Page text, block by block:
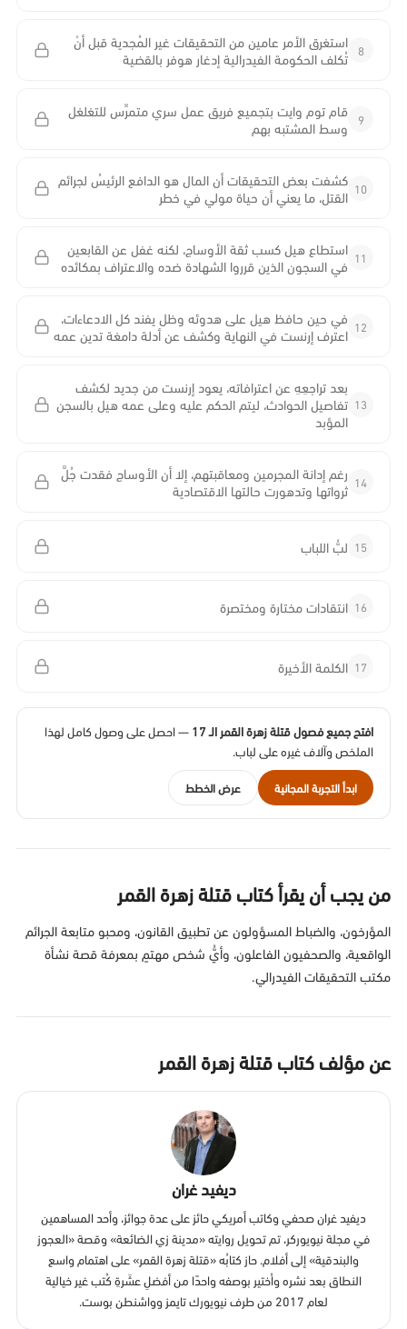
8 استغرق الأمر عامين من التحقيقات غير المُجدية قبل أنْ
تُكلف الحكومة الفيدرالية إدغار هوفر بالقضية
9
قام توم وايت بتجميع فريق عمل سري متمرِّس للتغلغل
وسط المشتبه بهم
10 كشفت بعض التحقيقات أن المال هو الدافع الرئيسُ لجرائم
القتل، ما يعني أن حياة مولي في خطر
11 استطاع هيل كسب ثقة الأوساج، لكنه غفل عن القابعين
في السجون الذين قرروا الشهادة ضده والاعتراف بمكائده
12 في حين حافظ هيل على هدوئه وظل يفند كل الادعاءات،
اعترف إرنست في النهاية وكشف عن أدلة دامغة تدين عمه
13
بعد تراجعِهِ عن اعترافاته، يعود إرنست من جديد لكشف
تفاصيل الحوادث، ليتم الحكم عليه وعلى عمه هيل بالسجن
المؤبد
14 رغم إدانة المجرمين ومعاقبتهم، إلا أن الأوساج فقدت جُلَّ
ثرواتها وتدهورت حالتها الاقتصادية
15 لبُّ اللباب
16 انتقادات مختارة ومختصرة
17 الكلمة الأخيرة
افتح جميع فصول قتلة زهرة القمر الـ 17
— احصل على وصول كامل لهذا
الملخص وآلاف غيره على لباب.
ابدأ التجربة المجانية عرض الخطط
من يجب أن يقرأ كتاب قتلة زهرة القمر
المؤرخون، والضباط المسؤولون عن تطبيق القانون، ومحبو متابعة الجرائم
الواقعية، والصحفيون الفاعلون، وأيُّ شخص مهتمٍ بمعرفة قصة نشأة
مكتب التحقيقات الفيدرالي.
عن مؤلف كتاب قتلة زهرة القمر
ديفيد غران
ديفيد غران صحفي وكاتب أمريكي حائز على عدة جوائز، وأحد المساهمين
في مجلة نيويوركر، تم تحويل روايته «مدينة زي الضائعة» وقصة «العجوز
والبندقية» إلى أفلام. حاز كتابُه «قتلة زهرة القمر» على اهتمام واسع
النطاق بعد نشره واُختير بوصفه واحدًا من أفضلِ عشَرةِ كُتب غير خيالية
لعام 2017 من طرف نيويورك تايمز وواشنطن بوست.